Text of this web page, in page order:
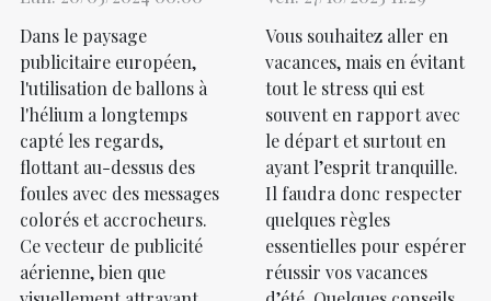
d'hélium pour
la publicité en
Europe.
Dans le paysage
publicitaire européen,
l'utilisation de ballons à
l'hélium a longtemps
capté les regards,
flottant au-dessus des
foules avec des messages
colorés et accrocheurs.
Ce vecteur de publicité
aérienne, bien que
d’été ?
Vous souhaitez aller en
vacances, mais en évitant
tout le stress qui est
souvent en rapport avec
le départ et surtout en
ayant l’esprit tranquille.
Il faudra donc respecter
quelques règles
essentielles pour espérer
réussir vos vacances